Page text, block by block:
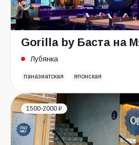
Gorilla by Баста на
Лубянка
паназиатская японская
1500-2000 ₽